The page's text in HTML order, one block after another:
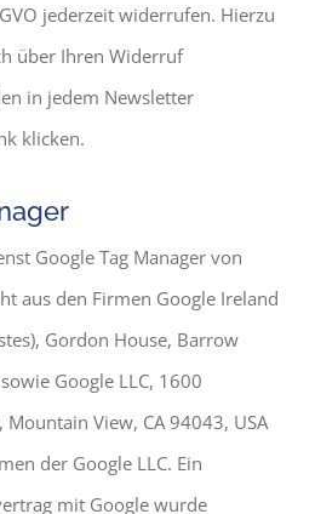
jederzeit widerrufen. Hierzu
über Ihren Widerruf
in jedem Newsletter
klicken.
Google Tag Manager von
aus den Firmen Google Ireland
Gordon House, Barrow
Google LLC, 1600
View, CA 94043, USA
der Google LLC. Ein
mit Google wurde